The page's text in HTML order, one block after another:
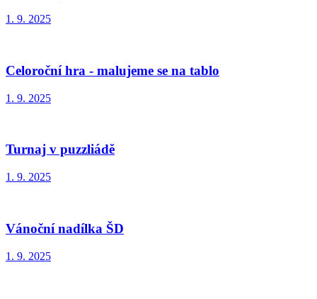
1. 9. 2025
Celoroční hra - malujeme se na tablo
1. 9. 2025
Turnaj v puzzliádě
1. 9. 2025
Vánoční nadílka ŠD
1. 9. 2025